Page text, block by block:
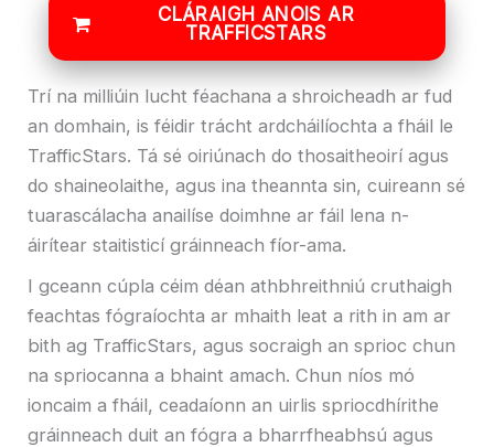
CLÁRAIGH ANOIS AR
TRAFFICSTARS
Trí na milliúin lucht féachana a shroicheadh ​​ar fud
an domhain, is féidir trácht ardcháilíochta a fháil le
TrafficStars. Tá sé oiriúnach do thosaitheoirí agus
do shaineolaithe, agus ina theannta sin, cuireann sé
tuarascálacha anailíse doimhne ar fáil lena n-
áirítear staitisticí gráinneach fíor-ama.
I gceann cúpla céim déan athbhreithniú cruthaigh
feachtas fógraíochta ar mhaith leat a rith in am ar
bith ag TrafficStars, agus socraigh an sprioc chun
na spriocanna a bhaint amach. Chun níos mó
ioncaim a fháil, ceadaíonn an uirlis spriocdhírithe
gráinneach duit an fógra a bharrfheabhsú agus